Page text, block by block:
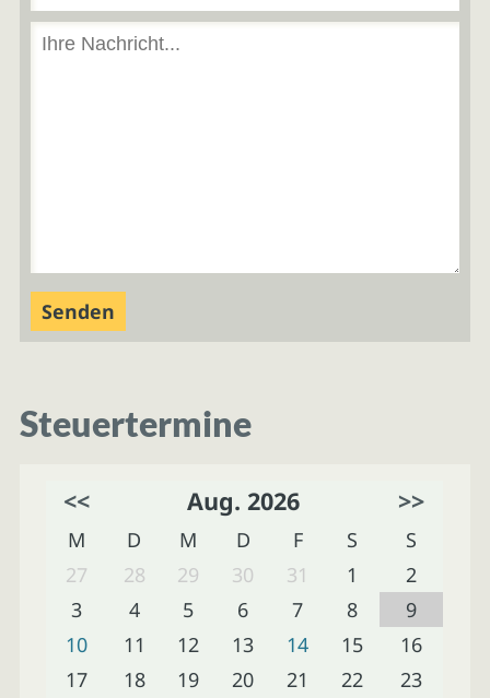
Steuertermine
<< Aug. 2026 >>
M D M D F S
S
27
28 29 30 31 1
2
3
4 5 6 7 8
9
10
11 12 13 14 15
16
17
18 19 20 21 22
23